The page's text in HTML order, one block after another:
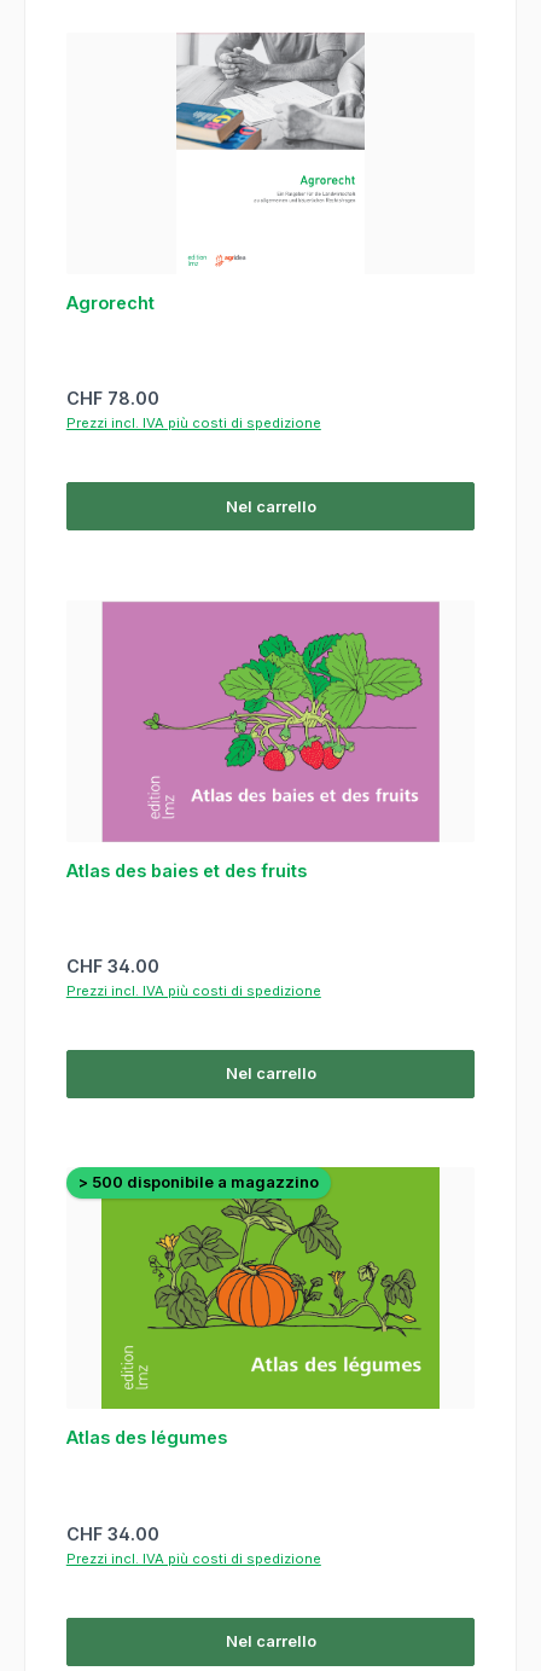
Agrorecht
Prezzo normale:
CHF 78.00
Prezzi incl. IVA più costi di spedizione
Nel carrello
Atlas des baies et des fruits
Prezzo normale:
CHF 34.00
Prezzi incl. IVA più costi di spedizione
Nel carrello
> 500 disponibile a magazzino
Atlas des légumes
Prezzo normale:
CHF 34.00
Prezzi incl. IVA più costi di spedizione
Nel carrello